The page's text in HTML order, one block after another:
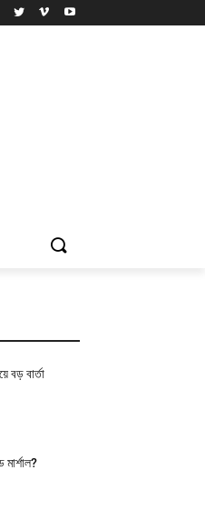
বড় বার্তা
মার্শাল?